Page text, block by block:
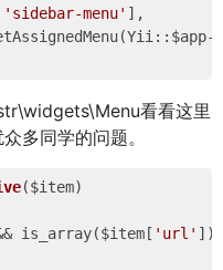
'sidebar-menu' ],
看看这里
多同学的问题。
($item)
is_array($item[ 'url' ])